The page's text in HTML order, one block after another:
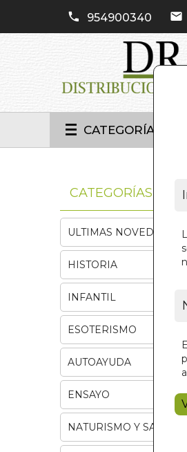
954900340
CATEGORÍAS
CATEGORÍAS
ULTIMAS NOVEDADES
HISTORIA
INFANTIL
ESOTERISMO
AUTOAYUDA
ENSAYO
NATURISMO Y SALUD